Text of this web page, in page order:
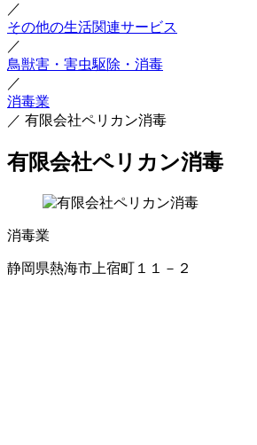
／
その他の生活関連サービス
／
鳥獣害・害虫駆除・消毒
／
消毒業
／ 有限会社ペリカン消毒
有限会社ペリカン消毒
消毒業
静岡県熱海市上宿町１１－２